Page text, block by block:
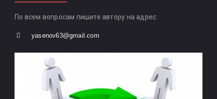
По всем вопросам пишите автору на адрес:
yasenov63@gmail.com